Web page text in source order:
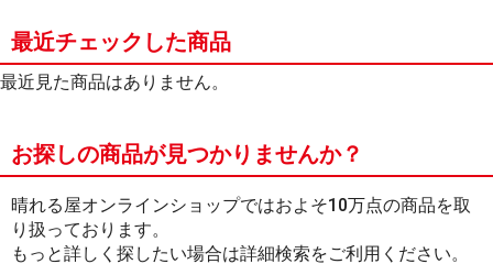
最近チェックした商品
最近見た商品はありません。
お探しの商品が見つかりませんか？
晴れる屋オンラインショップではおよそ10万点の商品を取
り扱っております。
もっと詳しく探したい場合は詳細検索をご利用ください。